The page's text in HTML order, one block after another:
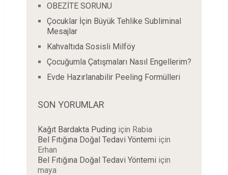
OBEZİTE SORUNU
Çocuklar İçin Büyük Tehlike Subliminal
Mesajlar
Kahvaltıda Sosisli Milföy
Çocuğumla Çatışmaları Nasıl Engellerim?
Evde Hazırlanabilir Peeling Formülleri
SON YORUMLAR
Kağıt Bardakta Puding için Rabia
Bel Fıtığına Doğal Tedavi Yöntemi için
Erhan
Bel Fıtığına Doğal Tedavi Yöntemi için
maya